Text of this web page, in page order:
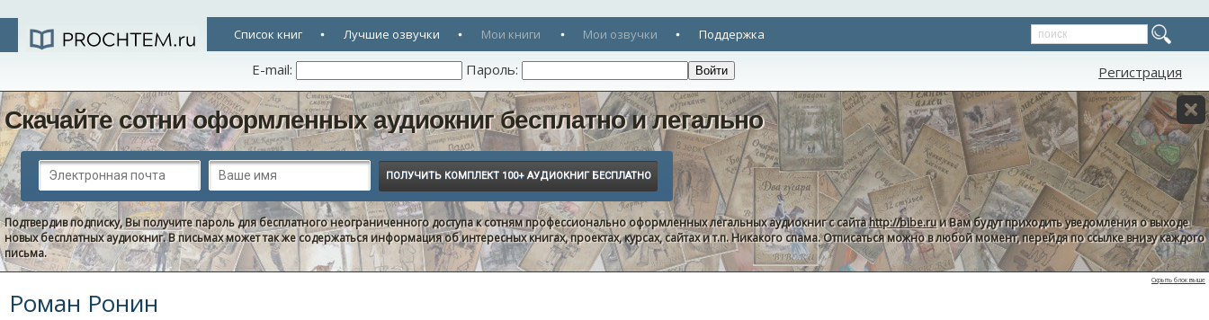
Список книг Лучшие озвучки Мои книги Мои озвучки Поддержка
E-mail: Пароль: Регистрация
Скачайте сотни оформленных аудиокниг бесплатно и легально
Подтвердив подписку, Вы получите пароль для бесплатного неограниченного доступа к сотням профессионально оформленных легальных аудиокниг с сайтаhttp://bibe.ruи Вам будут приходить уведомления о выходе
новых бесплатных аудиокниг. В письмах может так же содержаться информация об интересных книгах, проектах, курсах, сайтах и т.п. Никакого спама. Отписаться можно в любой момент, перейдя по ссылке внизу каждого
письма.
Скрыть блок выше
Роман Ронин